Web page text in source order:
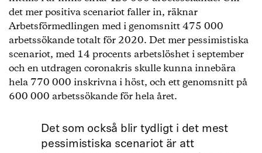
det mer positiva scenariot faller in, räknar
Arbetsförmedlingen med i genomsnitt 475 000
arbetssökande totalt för 2020. Det mer pessimistiska
scenariot, med 14 procents arbetslöshet i september
och en utdragen coronakris skulle kunna innebära
hela 770 000 inskrivna i höst, och ett genomsnitt på
600 000 arbetssökande för hela året.
Det som också blir tydligt i det mest
pessimistiska scenariot är att